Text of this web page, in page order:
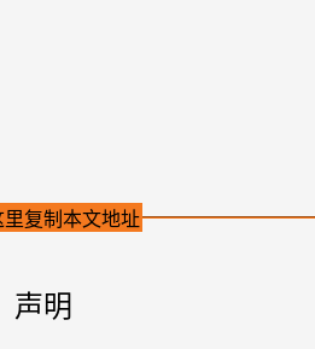
里复制本文地址
声明